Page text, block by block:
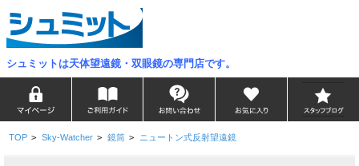
シュミットは天体望遠鏡・双眼鏡の専門店です。
TOP > Sky-Watcher > 鏡筒 > ニュートン式反射望遠鏡